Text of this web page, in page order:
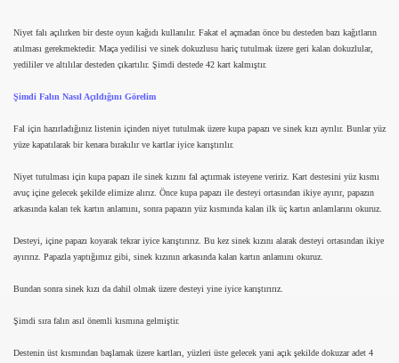
Niyet falı açılırken bir deste oyun kağıdı kullanılır. Fakat el açmadan önce bu desteden bazı kağıtların
atılması gerekmektedir. Maça yedilisi ve sinek dokuzlusu hariç tutulmak üzere geri kalan dokuzlular,
yedililer ve altılılar desteden çıkartılır. Şimdi destede 42 kart kalmıştır.
Şimdi Falın Nasıl Açıldığını Görelim
Fal için hazırladığınız listenin içinden niyet tutulmak üzere kupa papazı ve sinek kızı ayrılır. Bunlar yüz
yüze kapatılarak bir kenara bırakılır ve kartlar iyice karıştırılır.
Niyet tutulması için kupa papazı ile sinek kızını fal açtırmak isteyene veririz. Kart destesini yüz kısmı
avuç içine gelecek şekilde elimize alırız. Önce kupa papazı ile desteyi ortasından ikiye ayırır, papazın
arkasında kalan tek kartın anlamını, sonra papazın yüz kısmında kalan ilk üç kartın anlamlarını okuruz.
Desteyi, içine papazı koyarak tekrar iyice karıştırırız. Bu kez sinek kızını alarak desteyi ortasından ikiye
ayırırız. Papazla yaptığımız gibi, sinek kızının arkasında kalan kartın anlamını okuruz.
Bundan sonra sinek kızı da dahil olmak üzere desteyi yine iyice karıştırırız.
Şimdi sıra falın asıl önemli kısmına gelmiştir.
Destenin üst kısmından başlamak üzere kartları, yüzleri üste gelecek yani açık şekilde dokuzar adet 4